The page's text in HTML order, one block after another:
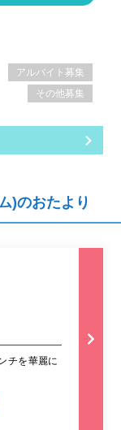
アルバイト募集
その他募集
)のおたより
チを華麗に